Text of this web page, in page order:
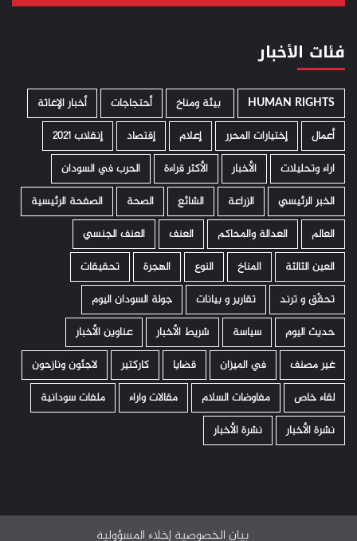
فئات الأخبار
HUMAN RIGHTS ­ بيئة ومناخ أحتجاجات
أخبار الإغاثة
أعمال
إختيارات المحرر إعلام إقتصاد
إنقلاب 2021
اراء وتحليلات
الأخبار الأكثر قراءة
الحرب في السودان
الخبر الرئيسي
الزراعة الشائع الصحة
الصفحة الرئيسية
العالم
العدالة والمحاكم العنف
العنف الجنسي
العين الثالثة
المناخ النوع الهجرة
تحقيقات
تحقّق و ترند
تقارير و بيانات
جولة السودان اليوم
حديث اليوم
سياسة شريط الأخبار
عناوين الأخبار
غير مصنف
في الميزان قضايا كاركتير
لاجئون ونازحون
لقاء خاص
مفاوضات السلام مقالات واراء
ملفات سودانية
نشرة الأخبار
نشرة الأخبار
بيان الخصوصية إخلاء المسؤولية